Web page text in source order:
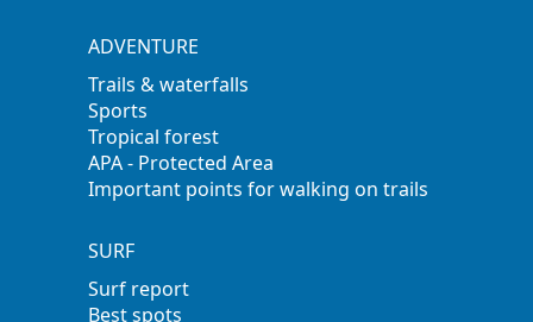
ADVENTURE
Trails & waterfalls
Sports
Tropical forest
APA - Protected Area
Important points for walking on trails
SURF
Surf report
Best spots